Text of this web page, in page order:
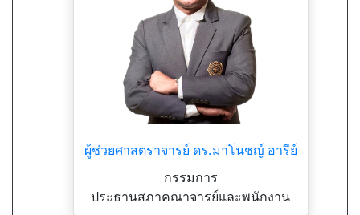
ผู้ช่วยศาสตราจารย์ ดร.มาโนชญ์ อารีย์
กรรมการ
ประธานสภาคณาจารย์และพนักงาน